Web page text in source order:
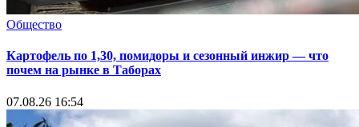
Общество
Картофель по 1,30, помидоры и сезонный инжир — что
почем на рынке в Таборах
07.08.26 16:54